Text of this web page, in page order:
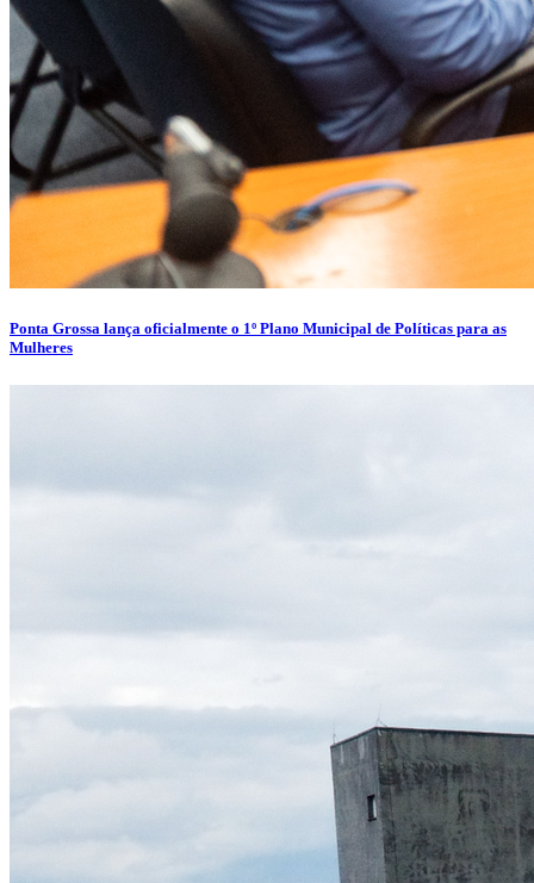
Ponta Grossa lança oficialmente o 1º Plano Municipal de Políticas para as
Mulheres